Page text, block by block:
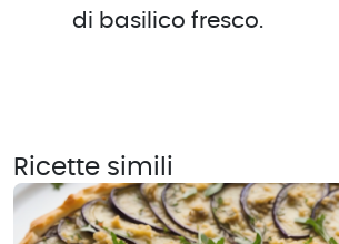
di basilico fresco.
Ricette simili